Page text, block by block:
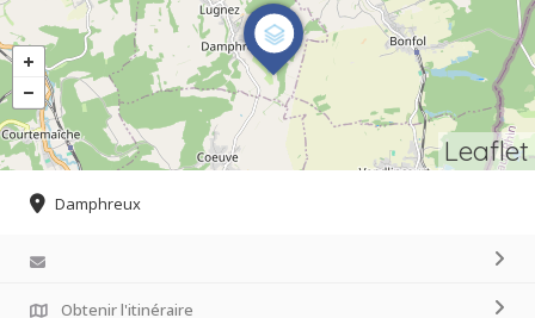
Leaflet
Damphreux
Obtenir l'itinéraire